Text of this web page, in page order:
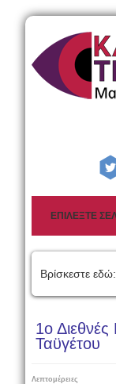
Βρίσκεστε εδώ:
1ο
Ταϋγέτου
Λεπτομέρειες